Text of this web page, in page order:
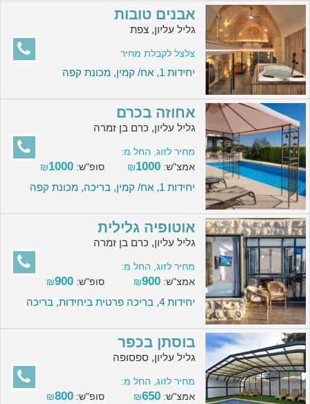
אבנים טובות
גליל עליון, צפת
צלצל לקבלת מחיר
יחידות 1, אח/ קמין, מכונת קפה
אחוזה בכרם
גליל עליון, כרם בן זמרה
מחיר לזוג, החל מ:
אמצ"ש:
₪1000 סופ"ש: ₪1000
יחידות 1, אח/ קמין, בריכה, מכונת קפה
אוטופיה גלילית
גליל עליון, כרם בן זמרה
מחיר לזוג, החל מ:
אמצ"ש:
₪900 סופ"ש: ₪900
יחידות 4, בריכה פרטית ביחידות, בריכה
בוסתן בכפר
גליל עליון, ספסופה
מחיר לזוג, החל מ:
אמצ"ש:
₪650 סופ"ש: ₪800